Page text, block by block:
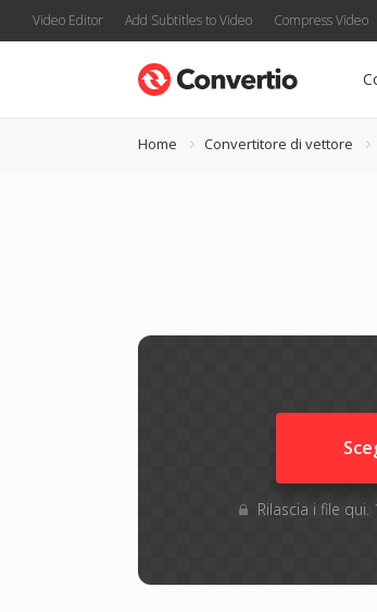
Video Editor Add Subtitles to Video Compress Video
Home Convertitore di vettore
Rilascia i file